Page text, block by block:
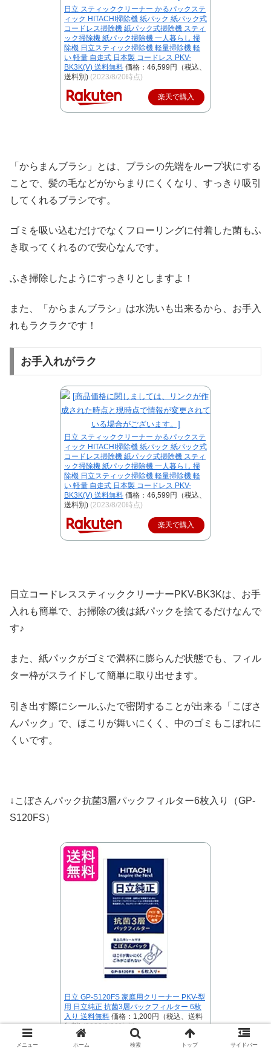
日立 スティッククリーナー かるパックステ
ィック HITACHI掃除機 紙パック 紙パック式
コードレス掃除機 紙パック式掃除機 スティ
ック掃除機 紙パック掃除機 一人暮らし 掃
除機 日立スティック掃除機 軽量掃除機 軽
い 軽量 自走式 日本製 コードレス PKV-
BK3K(V) 送料無料 価格：46,599円（税込、
送料別) (2023/8/20時点)
楽天で購入
「からまんブラシ」とは、ブラシの先端をループ状にする
ことで、髪の毛などがからまりにくくなり、すっきり吸引
してくれるブラシです。
ゴミを吸い込むだけでなくフローリングに付着した菌もふ
き取ってくれるので安心なんです。
ふき掃除したようにすっきりとしますよ！
また、「からまんブラシ」は水洗いも出来るから、お手入
れもラクラクです！
お手入れがラク
日立 スティッククリーナー かるパックステ
ィック HITACHI掃除機 紙パック 紙パック式
コードレス掃除機 紙パック式掃除機 スティ
ック掃除機 紙パック掃除機 一人暮らし 掃
除機 日立スティック掃除機 軽量掃除機 軽
い 軽量 自走式 日本製 コードレス PKV-
BK3K(V) 送料無料 価格：46,599円（税込、
送料別) (2023/8/20時点)
楽天で購入
日立コードレススティッククリーナーPKV-BK3Kは、お手
入れも簡単で、お掃除の後は紙パックを捨てるだけなんで
す♪
また、紙パックがゴミで満杯に膨らんだ状態でも、フィル
ター枠がスライドして簡単に取り出せます。
引き出す際にシールふたで密閉することが出来る「こぼさ
んパック」で、ほこりが舞いにくく、中のゴミもこぼれに
くいです。
↓こぼさんパック抗菌3層パックフィルター6枚入り（GP-
S120FS）
日立 GP-S120FS 家庭用クリーナー PKV-型
用 日立純正 抗菌3層パックフィルター 6枚
入り 送料無料 価格：1,200円（税込、送料
無料)(2023/8/20時点)
楽天で購入
メニュー ホーム 検索 トップ サイドバー